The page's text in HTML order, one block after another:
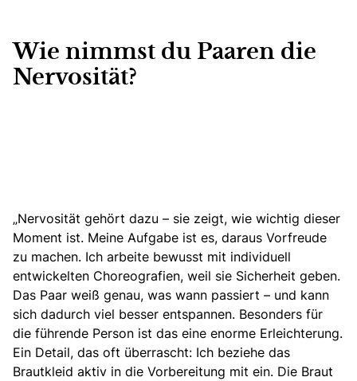
Wie nimmst du Paaren die
Nervosität?
„Nervosität gehört dazu – sie zeigt, wie wichtig dieser
Moment ist. Meine Aufgabe ist es, daraus Vorfreude
zu machen. Ich arbeite bewusst mit individuell
entwickelten Choreografien, weil sie Sicherheit geben.
Das Paar weiß genau, was wann passiert – und kann
sich dadurch viel besser entspannen. Besonders für
die führende Person ist das eine enorme Erleichterung.
Ein Detail, das oft überrascht: Ich beziehe das
Brautkleid aktiv in die Vorbereitung mit ein. Die Braut